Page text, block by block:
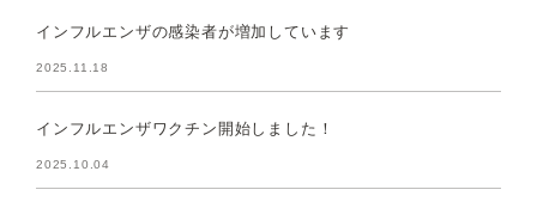
インフルエンザの感染者が増加しています
2025.11.18
インフルエンザワクチン開始しました！
2025.10.04